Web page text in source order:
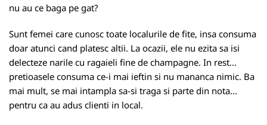
nu au ce baga pe gat?
Sunt femei care cunosc toate localurile de fite, insa consuma
doar atunci cand platesc altii. La ocazii, ele nu ezita sa isi
delecteze narile cu ragaieli fine de champagne. In rest...
pretioasele consuma ce-i mai ieftin si nu mananca nimic. Ba
mai mult, se mai intampla sa-si traga si parte din nota...
pentru ca au adus clienti in local.